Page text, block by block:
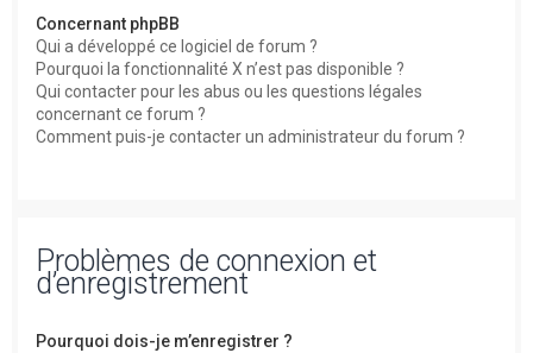
Concernant phpBB
Qui a développé ce logiciel de forum ?
Pourquoi la fonctionnalité X n’est pas disponible ?
Qui contacter pour les abus ou les questions légales
concernant ce forum ?
Comment puis-je contacter un administrateur du forum ?
Problèmes de connexion et
d’enregistrement
Pourquoi dois-je m’enregistrer ?